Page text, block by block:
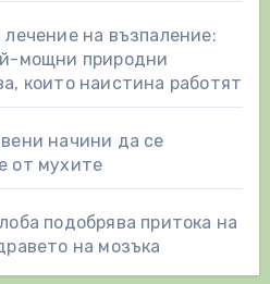
лечение на възпаление:
мощни природни
които наистина работят
начини да се
от мухите
подобрява притока на
на мозъка